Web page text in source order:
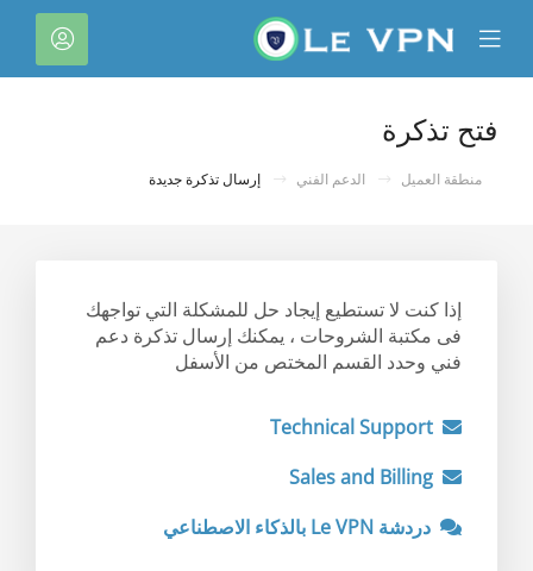
Mobile
Menu
فتح تذكرة
منطقة العميل الدعم الفني إرسال تذكرة جديدة
إذا كنت لا تستطيع إيجاد حل للمشكلة التي تواجهك
فى مكتبة الشروحات ، يمكنك إرسال تذكرة دعم
فني وحدد القسم المختص من الأسفل
دردشة Le VPN بالذكاء الاصطناعي